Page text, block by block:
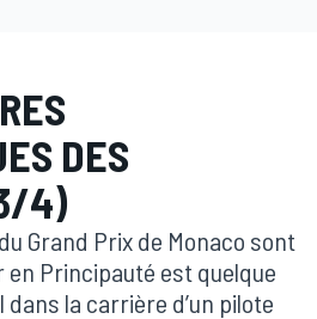
DES
4)
Grand Prix de Monaco sont
en Principauté est quelque
dans la carrière d’un pilote